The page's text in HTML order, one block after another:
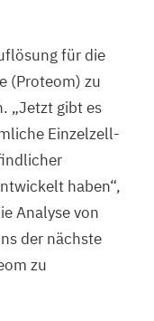
für die
(Proteom) zu
„Jetzt gibt es
Einzelzell-
haben“,
Analyse von
der nächste
zu